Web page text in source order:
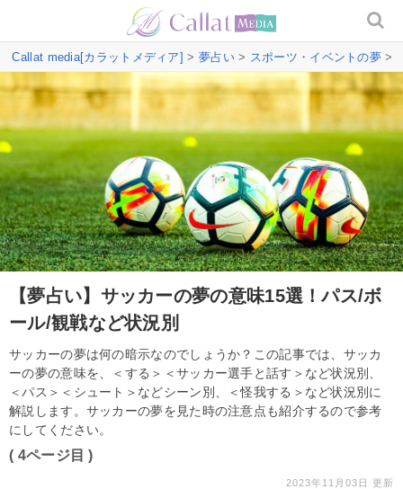
Callat media[カラットメディア] > 夢占い> スポーツ・イベントの夢 >
【夢占い】サッカーの夢の意味15選！パス/ボ
ール/観戦など状況別
サッカーの夢は何の暗示なのでしょうか？この記事では、サッカ
ーの夢の意味を、＜する＞＜サッカー選手と話す＞など状況別、
＜パス＞＜シュート＞などシーン別、＜怪我する＞など状況別に
解説します。サッカーの夢を見た時の注意点も紹介するので参考
にしてください。
( 4ページ目 )
2023年11月03日 更新